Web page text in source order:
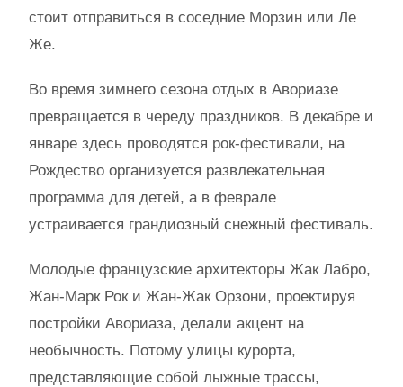
стоит отправиться в соседние Морзин или Ле
Же.
Во время зимнего сезона отдых в Авориазе
превращается в череду праздников. В декабре и
январе здесь проводятся рок-фестивали, на
Рождество организуется развлекательная
программа для детей, а в феврале
устраивается грандиозный снежный фестиваль.
Молодые французские архитекторы Жак Лабро,
Жан-Марк Рок и Жан-Жак Орзони, проектируя
постройки Авориаза, делали акцент на
необычность. Потому улицы курорта,
представляющие собой лыжные трассы,